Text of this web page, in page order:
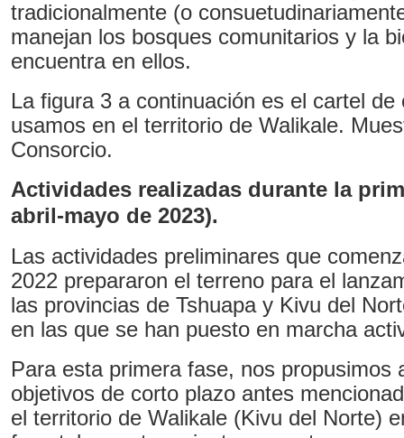
tradicionalmente (o
manejan los bosques comunitarios y la
encuentra en ellos.
La figura 3 a continuación es el cartel de
usamos en el territorio de Walikale.
Consorcio.
Actividades realizadas durante la
abril-mayo de 2023).
Las actividades preliminares que
2022 prepararon el terreno para el
las provincias de Tshuapa y Kivu del
en las que se han puesto en marcha
Para esta primera fase, nos propusimos
objetivos de corto plazo antes
el territorio de Walikale (Kivu del Norte)